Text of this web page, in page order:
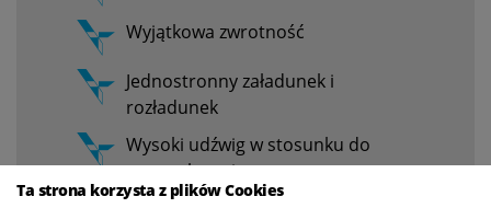
Wyjątkowa zwrotność
Jednostronny załadunek i
rozładunek
Wysoki udźwig w stosunku do
masy własnej
Ta strona korzysta z plików Cookies